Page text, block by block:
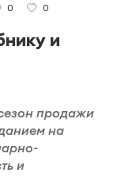
0 0
и
продажи
на
и